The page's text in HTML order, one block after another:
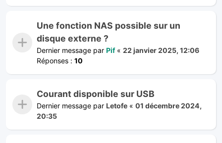
Une fonction NAS possible sur un
disque externe ?
Dernier message par Pif« 22 janvier 2025, 12:06
Réponses : 10
Courant disponible sur USB
Dernier message par Letofe « 01 décembre 2024,
20:35